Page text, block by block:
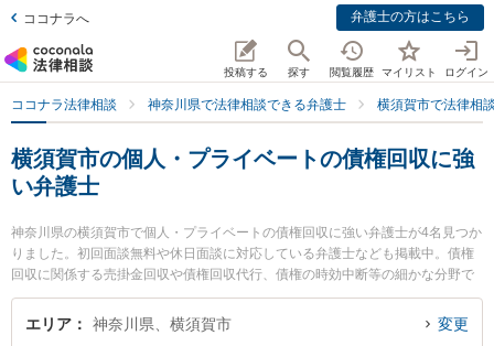
ココナラへ 弁護士の方はこちら
投稿する 探す 閲覧履歴 マイリスト ログイン
ココナラ法律相談 神奈川県で法律相談できる弁護士 横須賀市で法律相
横須賀市の個人・プライベートの債権回収に強
い弁護士
神奈川県の横須賀市で個人・プライベートの債権回収に強い弁護士が4名見つか
りました。初回面談無料や休日面談に対応している弁護士なども掲載中。債権
回収に関係する売掛金回収や債権回収代行、債権の時効中断等の細かな分野で
の絞り込み検索もでき便利です。特に横須賀・三浦法律事務所の大久保 龍太弁
護士や虎ノ門法律経済事務所 横須賀支店の中村 賢史郎弁護士、湘南よこすか法
律事務所の畑中 優宏弁護士のプロフィール情報や弁護士費用、強みなどが注目
エリア 神奈川県、横須賀市 変更